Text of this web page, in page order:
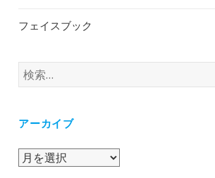
フェイスブック
検
索:
アーカイブ
ア